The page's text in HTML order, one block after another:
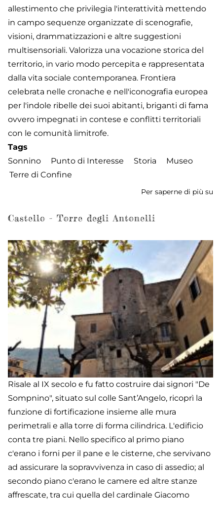
allestimento che privilegia l'interattività mettendo
in campo sequenze organizzate di scenografie,
visioni, drammatizzazioni e altre suggestioni
multisensoriali. Valorizza una vocazione storica del
territorio, in vario modo percepita e rappresentata
dalla vita sociale contemporanea. Frontiera
celebrata nelle cronache e nell'iconografia europea
per l'indole ribelle dei suoi abitanti, briganti di fama
ovvero impegnati in contese e conflitti territoriali
con le comunità limitrofe.
Tags
Sonnino
Punto di Interesse Storia
Museo
Terre di Confine
Per saperne di più su
Castello - Torre degli Antonelli
Risale al IX secolo e fu fatto costruire dai signori "De
Sompnino", situato sul colle Sant’Angelo, ricoprì la
funzione di fortificazione insieme alle mura
perimetrali e alla torre di forma cilindrica. L'edificio
conta tre piani. Nello specifico al primo piano
c'erano i forni per il pane e le cisterne, che servivano
ad assicurare la sopravvivenza in caso di assedio; al
secondo piano c'erano le camere ed altre stanze
affrescate, tra cui quella del cardinale Giacomo